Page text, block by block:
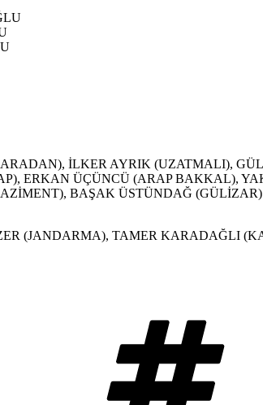
İLKER AYRIK (UZATMALI),
ERKAN ÜÇÜNCÜ (ARAP BAKKAL),
BAŞAK ÜSTÜNDAĞ
(JANDARMA), TAMER KARADAĞLI